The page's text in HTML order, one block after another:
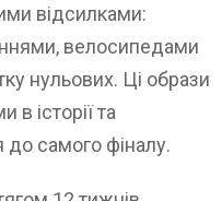
відсилками:
велосипедами
нульових. Ці образи
історії та
самого фіналу.